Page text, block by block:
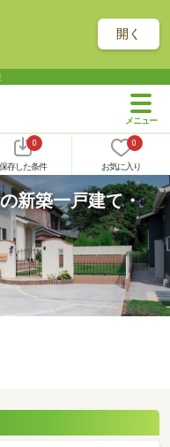
開く
0
保存した条件
0
お気に入り
新築一戸建て・